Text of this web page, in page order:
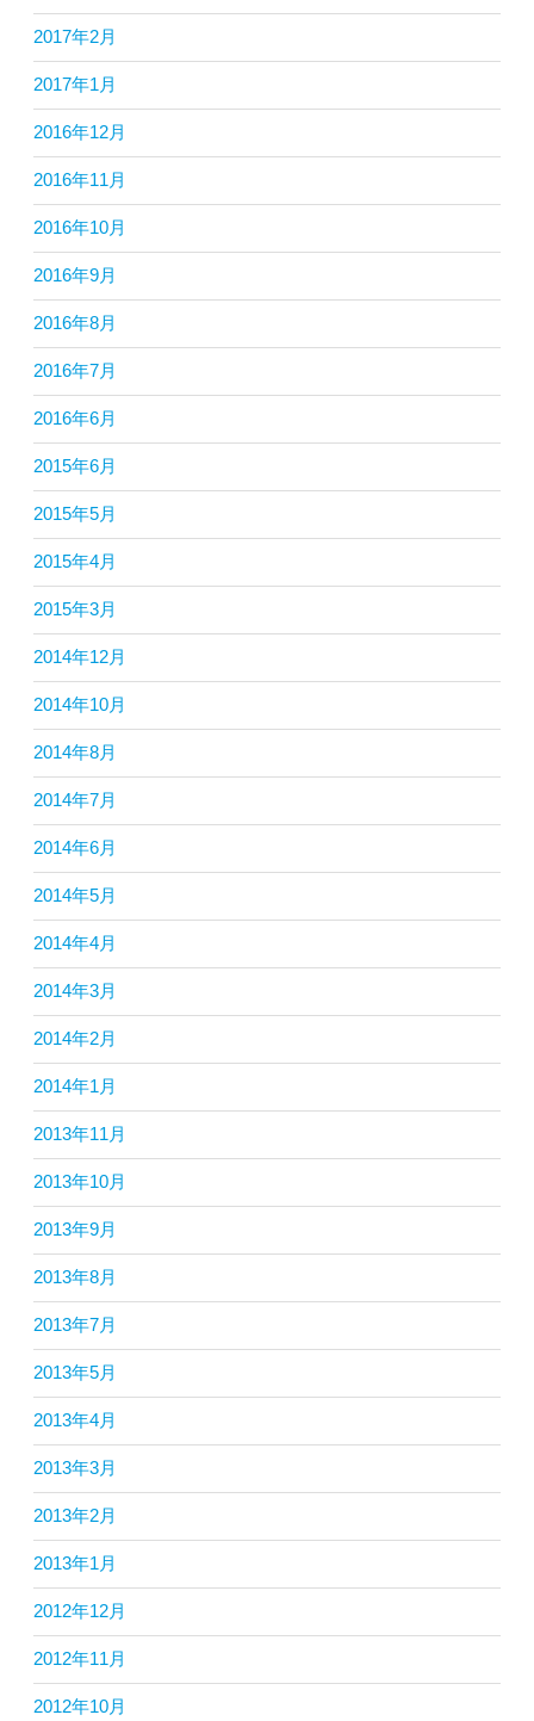
2017年2月
2017年1月
2016年12月
2016年11月
2016年10月
2016年9月
2016年8月
2016年7月
2016年6月
2015年6月
2015年5月
2015年4月
2015年3月
2014年12月
2014年10月
2014年8月
2014年7月
2014年6月
2014年5月
2014年4月
2014年3月
2014年2月
2014年1月
2013年11月
2013年10月
2013年9月
2013年8月
2013年7月
2013年5月
2013年4月
2013年3月
2013年2月
2013年1月
2012年12月
2012年11月
2012年10月